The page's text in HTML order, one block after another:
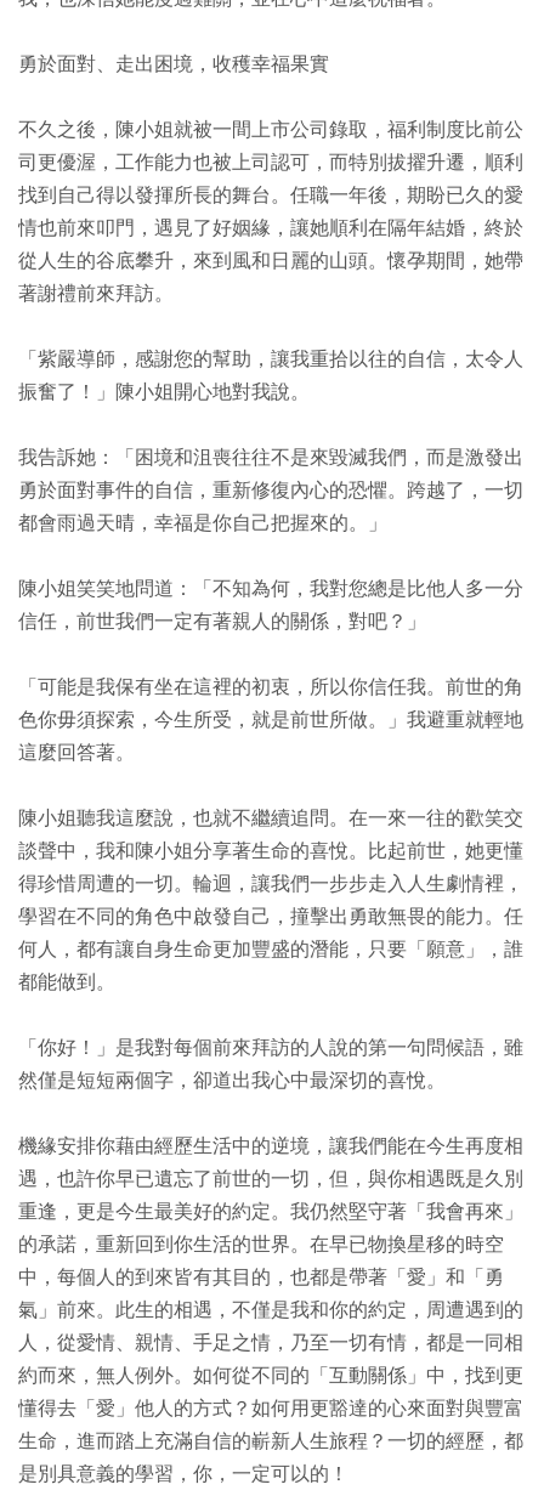
勇於面對、走出困境，收穫幸福果實
不久之後，陳小姐就被一間上市公司錄取，福利制度比前公
司更優渥，工作能力也被上司認可，而特別拔擢升遷，順利
找到自己得以發揮所長的舞台。任職一年後，期盼已久的愛
情也前來叩門，遇見了好姻緣，讓她順利在隔年結婚，終於
從人生的谷底攀升，來到風和日麗的山頭。懷孕期間，她帶
著謝禮前來拜訪。
「紫嚴導師，感謝您的幫助，讓我重拾以往的自信，太令人
振奮了！」陳小姐開心地對我說。
我告訴她：「困境和沮喪往往不是來毀滅我們，而是激發出
勇於面對事件的自信，重新修復內心的恐懼。跨越了，一切
都會雨過天晴，幸福是你自己把握來的。」
陳小姐笑笑地問道：「不知為何，我對您總是比他人多一分
信任，前世我們一定有著親人的關係，對吧？」
「可能是我保有坐在這裡的初衷，所以你信任我。前世的角
色你毋須探索，今生所受，就是前世所做。」我避重就輕地
這麼回答著。
陳小姐聽我這麼說，也就不繼續追問。在一來一往的歡笑交
談聲中，我和陳小姐分享著生命的喜悅。比起前世，她更懂
得珍惜周遭的一切。輪迴，讓我們一步步走入人生劇情裡，
學習在不同的角色中啟發自己，撞擊出勇敢無畏的能力。任
何人，都有讓自身生命更加豐盛的潛能，只要「願意」，誰
都能做到。
「你好！」是我對每個前來拜訪的人說的第一句問候語，雖
然僅是短短兩個字，卻道出我心中最深切的喜悅。
機緣安排你藉由經歷生活中的逆境，讓我們能在今生再度相
遇，也許你早已遺忘了前世的一切，但，與你相遇既是久別
重逢，更是今生最美好的約定。我仍然堅守著「我會再來」
的承諾，重新回到你生活的世界。在早已物換星移的時空
中，每個人的到來皆有其目的，也都是帶著「愛」和「勇
氣」前來。此生的相遇，不僅是我和你的約定，周遭遇到的
人，從愛情、親情、手足之情，乃至一切有情，都是一同相
約而來，無人例外。如何從不同的「互動關係」中，找到更
懂得去「愛」他人的方式？如何用更豁達的心來面對與豐富
生命，進而踏上充滿自信的嶄新人生旅程？一切的經歷，都
是別具意義的學習，你，一定可以的！